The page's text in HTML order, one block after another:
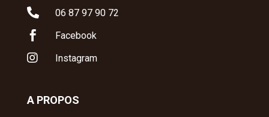
 06 87 97 90 72
 Facebook
 Instagram
A PROPOS